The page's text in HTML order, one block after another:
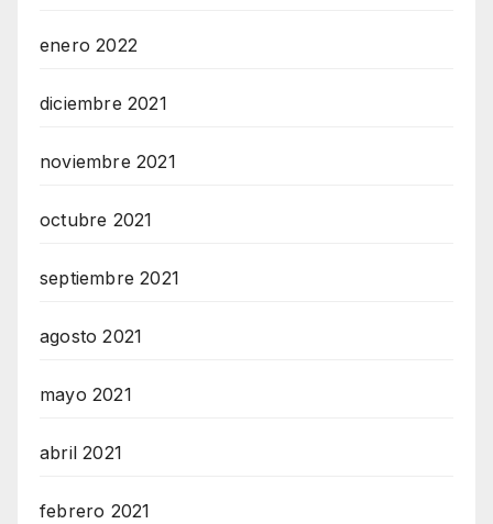
enero 2022
diciembre 2021
noviembre 2021
octubre 2021
septiembre 2021
agosto 2021
mayo 2021
abril 2021
febrero 2021